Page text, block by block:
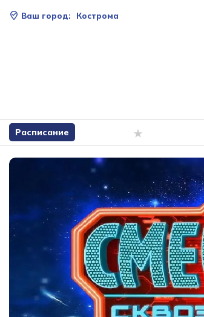
Ваш город: Кострома
Расписание